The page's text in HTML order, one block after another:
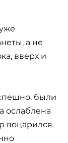
а не
вверх и
были
ослаблена
воцарился.